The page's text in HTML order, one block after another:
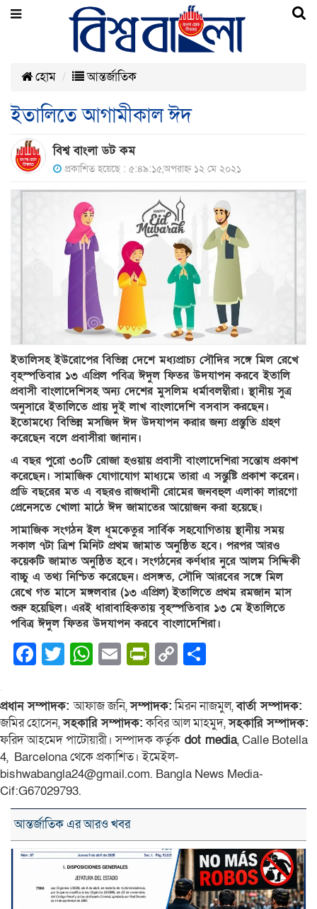
হোম আন্তর্জাতিক
ইতালিতে আগামীকাল ঈদ
বিশ্ব বাংলা ডট কম
প্রকাশিত হয়েছে : ৫:৪৯:১৫,অপরাহ্ন ১২ মে ২০২১
ইতালিসহ ইউরোপের বিভিন্ন দেশে মধ্যপ্রাচ্য সৌদির সঙ্গে মিল রেখে
বৃহস্পতিবার ১৩ এপ্রিল পবিত্র ঈদুল ফিতর উদযাপন করবে ইতালি
প্রবাসী বাংলাদেশিসহ অন্য দেশের মুসলিম ধর্মাবলম্বীরা। স্থানীয় সুত্র
অনুসারে ইতালিতে প্রায় দুই লাখ বাংলাদেশি বসবাস করছেন।
ইতোমধ্যে বিভিন্ন মসজিদ ঈদ উদযাপন করার জন্য প্রস্তুতি গ্রহণ
করেছেন বলে প্রবাসীরা জানান।
এ বছর পুরো ৩০টি রোজা হওয়ায় প্রবাসী বাংলাদেশিরাসন্তোষ প্রকাশ
করেছেন। সামাজিক যোগাযোগ মাধ্যমে তারা এ সন্তুষ্টি প্রকাশ করেন।
প্রডি বছরের মত এ বছরও রাজধানী রোমের জনবহুল এলাকা লারগো
প্রেনেসতে খোলা মাঠে ঈদ জামাতের আয়োজন করা হয়েছে।
সামাজিক সংগঠন ইল ধূমকেতুর সার্বিক সহযোগিতায় স্থানীয় সময়
সকাল ৭টা ত্রিশ মিনিট প্রথম জামাত অনুষ্ঠিত হবে। পরপর আরও
কয়েকটি জামাত অনুষ্ঠিত হবে। সংগঠনের কর্ণধার নুরে আলম সিদ্দিকী
বাচ্চু এ তথ্য নিশ্চিত করেছেন। প্রসঙ্গত, সৌদি আরবের সঙ্গে মিল
রেখে গত মাসে মঙ্গলবার (১৩ এপ্রিল) ইতালিতে প্রথম রমজান মাস
শুরু হয়েছিল। এরই ধারাবাহিকতায় বৃহস্পতিবার ১৩ মে ইতালিতে
পবিত্র ঈদুল ফিতর উদযাপন করবে বাংলাদেশিরা।
Facebook
Twitter
WhatsApp
EmailPrintFriendly
Copy
প্রধান সম্পাদক:আফাজ জনি,সম্পাদক:মিরন নাজমুল,বার্তা সম্পাদক:
জমির হোসেন,সহকারি সম্পাদক:কবির আল মাহমুদ,সহকারি সম্পাদক:
ফরিদ আহমেদ পাটোয়ারী। সম্পাদক কর্তৃক dot media, Calle Botella
4, Barcelona থেকে প্রকাশিত। ইমেইল-
bishwabangla24@gmail.com. Bangla News Media-
Cif:G67029793.
আন্তর্জাতিক এর আরও খবর